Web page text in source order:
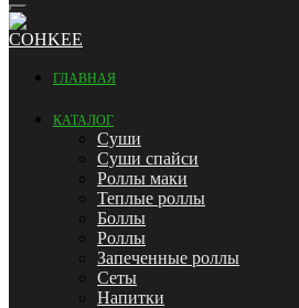
ГЛАВНАЯ
КАТАЛОГ
Суши
Суши спайси
Роллы маки
Теплые роллы
Боллы
Роллы
Запеченные роллы
Сеты
Напитки